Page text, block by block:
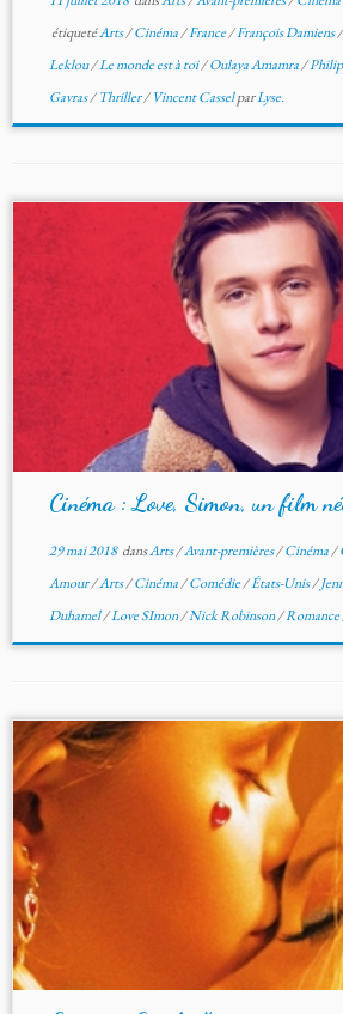
étiquetéArts/Cinéma/France/François Damiens
Leklou/Le monde est à toi/Oulaya Amamra/
Gavras/Thriller/Vincent CasselparLyse.
Cinéma : Love, Simon, un film
29 mai 2018dansArts/Avant-premières/Cinéma/
Amour/Arts/Cinéma/Comédie/États-Unis/
Duhamel/Love SImon/Nick Robinson/Romance